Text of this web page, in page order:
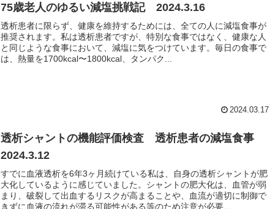
75歳老人のゆるい減塩挑戦記 2024.3.16
透析患者に限らず、健康を維持するためには、全ての人に減塩食事が
推奨されます。私は透析患者ですが、特別な食事ではなく、健康な人
と同じような食事において、減塩に気をつけています。毎日の食事で
は、熱量を1700kcal〜1800kcal、タンパク...
2024.03.17
透析シャントの機能評価検査 透析患者の減塩食事
2024.3.12
すでに血液透析を6年3ヶ月続けている私は、自身の透析シャントが肥
大化しているように感じていました。シャントの肥大化は、血管が弱
まり、破裂して出血するリスクが高まることや、血流が適切に制御で
きずに血液の流れが滞る可能性がある等のため注意が必要...